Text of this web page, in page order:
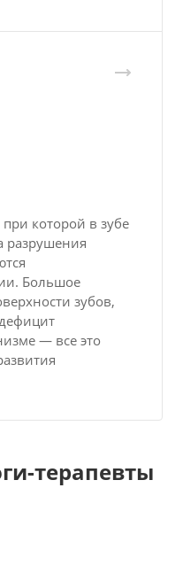
которой в зубе
разрушения
Большое
зубов,
— все это
терапевты